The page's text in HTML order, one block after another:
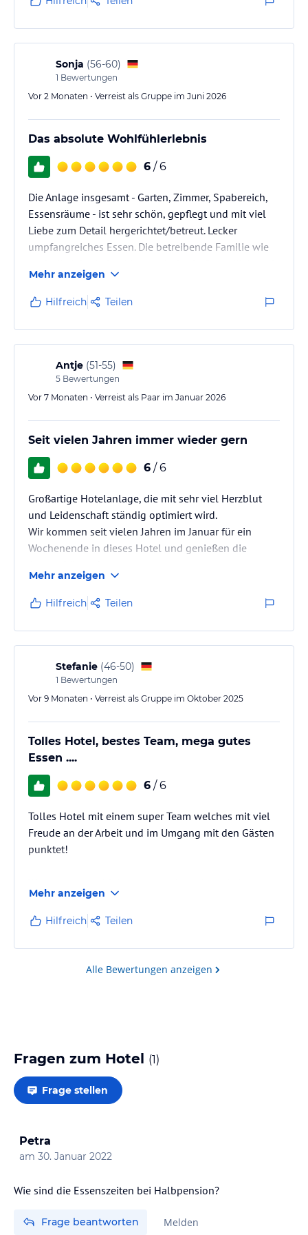
Rest des Küchenpersonals sollten eine eigene
Unterhaltungsshow bekommen😉. Das einzige was
noch zu verbessern ginge wären die Komfortzimmer
im 80iger Jahre Charme,…
Sonja (56-60)
1 Bewertungen
Vor 2 Monaten • Verreist als Gruppe im Juni 2026
Das absolute Wohlfühlerlebnis
6 / 6
Die Anlage insgesamt - Garten, Zimmer, Spabereich,
Essensräume - ist sehr schön, gepflegt und mit viel
Liebe zum Detail hergerichtet/betreut. Lecker
umpfangreiches Essen. Die betreibende Familie wie
auch lustig. Insbesondere die Söhne machen das i-
Tüpfelchen aus. Sehr zu empfehlen und unbedingt zu
buchen: die besondere Buserkundungstour im
Doppeldecker. Höchst interessanter Spaß mit
Highlights. Auch die übrigen Freizeitangebote lohnen
Mehr anzeigen
Hilfreich Teilen
Antje (51-55)
5 Bewertungen
Vor 7 Monaten • Verreist als Paar im Januar 2026
Seit vielen Jahren immer wieder gern
6 / 6
Großartige Hotelanlage, die mit sehr viel Herzblut
und Leidenschaft ständig optimiert wird.
Wir kommen seit vielen Jahren im Januar für ein
Wochenende in dieses Hotel und genießen die
Mehr anzeigen
Hilfreich Teilen
Stefanie (46-50)
1 Bewertungen
Vor 9 Monaten • Verreist als Gruppe im Oktober 2025
Tolles Hotel, bestes Team, mega gutes
Essen ....
6 / 6
Tolles Hotel mit einem super Team welches mit viel
Freude an der Arbeit und im Umgang mit den Gästen
punktet!
kommen. Linedance Wichenende mit Dirk ist ein
wenig wie Weihnachten mit der Familie.
Man sieht sich nur 1 - 2x im Jahr, bei tollem Essen im
Kreise lieber Menschen, und da schliesse ich das
ganze Team vom Hotel und Dirk mit ein!
Mehr anzeigen
Hilfreich Teilen
Alle Bewertungen anzeigen
Fragen zum Hotel (1)
Frage stellen
Petra
am 30. Januar 2022
Wie sind die Essenszeiten bei Halbpension?
Frage beantworten Melden